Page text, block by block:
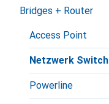
Bridges + Router
Access Point
Netzwerk Switch
Powerline